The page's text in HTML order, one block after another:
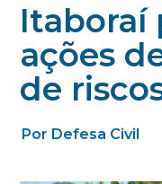
Itaboraí
ações
de
Por Defesa Civil